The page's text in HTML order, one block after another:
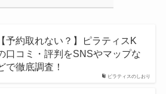
ピラティスのしおり
【予約取れない？】ピラティスK
口コミ・評判をSNSやマップな
で徹底調査！